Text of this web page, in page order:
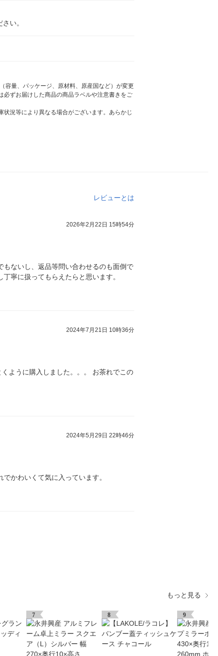
い。
容量、パッケージ、原材料、原産国など）が変更
ずお届けした商品の商品ラベルや注意書きをご
況等により異なる場合がございます。あらかじ
レビューとは
2026年2月22日 15時54分
ないし、返品等問い合わせるのも面倒で
寧に扱ってもらえたらと思います。
2024年7月21日 10時36分
ように購入しました。。。 お茶れでこの
2024年5月29日 22時46分
かわいくて気に入っています。
もっと見る
7 8 9